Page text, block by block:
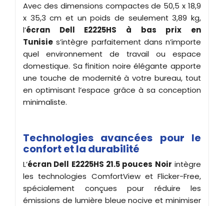
Avec des dimensions compactes de 50,5 x 18,9
x 35,3 cm et un poids de seulement 3,89 kg,
l’écran Dell E2225HS à bas prix en
Tunisie s’intègre parfaitement dans n’importe
quel environnement de travail ou espace
domestique. Sa finition noire élégante apporte
une touche de modernité à votre bureau, tout
en optimisant l’espace grâce à sa conception
minimaliste.
Technologies avancées pour le
confort et la durabilité
L’écran Dell E2225HS 21.5 pouces Noir intègre
les technologies ComfortView et Flicker-Free,
spécialement conçues pour réduire les
émissions de lumière bleue nocive et minimiser